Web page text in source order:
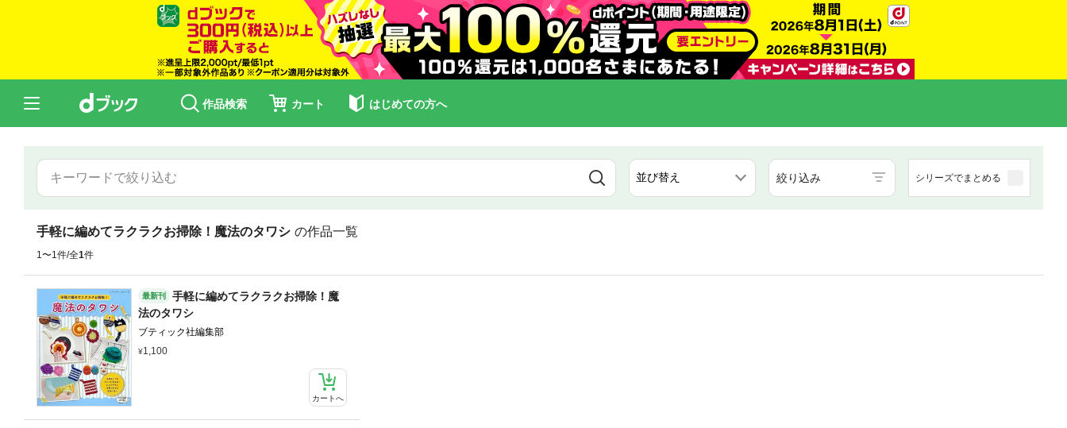
作品検索 カート はじめての方へ
絞り込み シリーズでまとめる
手軽に編めてラクラクお掃除！魔法のタワシ の作品一覧
1〜1件/全1件
最新刊
手軽に編めてラクラクお掃除！魔
法のタワシ
ブティック社編集部
1,100
カートへ